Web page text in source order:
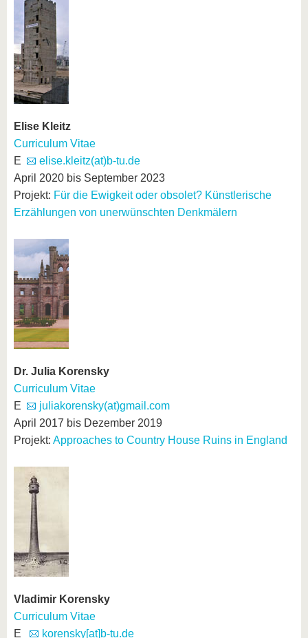
Elise Kleitz
Curriculum Vitae
E
elise.kleitz(at)b-tu.de
April 2020 bis September 2023
Projekt: Für die Ewigkeit oder obsolet? Künstlerische
Erzählungen von unerwünschten Denkmälern
Dr. Julia Korensky
Curriculum Vitae
E
juliakorensky(at)gmail.com
April 2017 bis Dezember 2019
Projekt: Approaches to Country House Ruins in England
Vladimir Korensky
Curriculum Vitae
E
korensky[at]b-tu.de